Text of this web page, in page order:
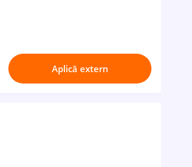
Aplică extern